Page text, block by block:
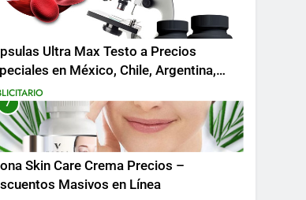
Ultra Max Testo a Precios
en México, Chile, Argentina,
Perú , Ecuador, Costa Rica y
7
Skin Care Crema Precios –
Masivos en Línea